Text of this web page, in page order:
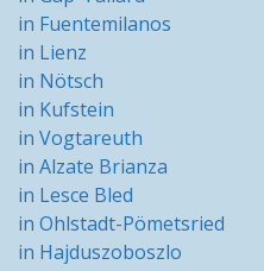
in Fuentemilanos
in Lienz
in Nötsch
in Kufstein
in Vogtareuth
in Alzate Brianza
in Lesce Bled
in Ohlstadt-Pömetsried
in Hajduszoboszlo